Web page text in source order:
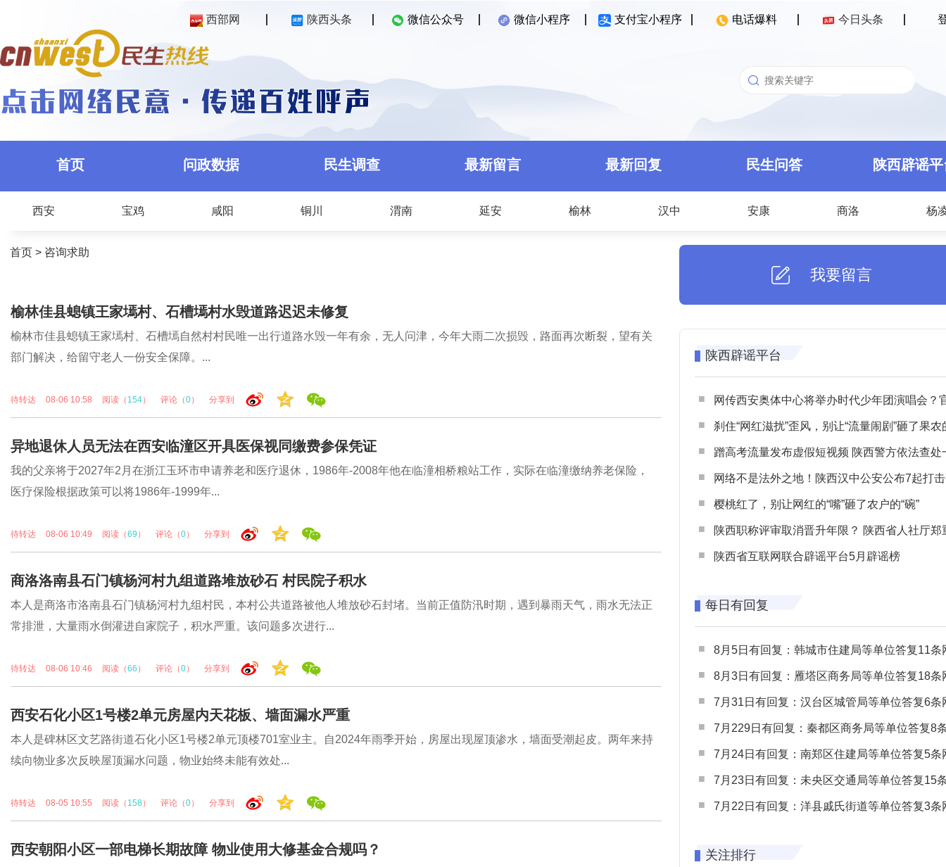
西部网 陕西头条 微信公众号 微信小程序 支付宝小程序 电话爆料 今日头条
首页 问政数据 民生调查 最新留言 最新回复 民生问答 陕西辟谣
西安 宝鸡 咸阳 铜川 渭南 延安 榆林 汉中 安康 商洛 杨
首页 > 咨询求助
榆林佳县螅镇王家墕村、石槽墕村水毁道路迟迟未修复
榆林市佳县螅镇王家墕村、石槽墕自然村村民唯一出行道路水毁一年有余，无人问津，今年大雨二次损毁，路面再次断裂，望有关
部门解决，给留守老人一份安全保障。...
待转达 08-06 10:58 阅读（ 154） 评论（0） 分享到
异地退休人员无法在西安临潼区开具医保视同缴费参保凭证
我的父亲将于2027年2月在浙江玉环市申请养老和医疗退休，1986年-2008年他在临潼相桥粮站工作，实际在临潼缴纳养老保险，
医疗保险根据政策可以将1986年-1999年...
待转达 08-06 10:49 阅读（69 ） 评论（0） 分享到
商洛洛南县石门镇杨河村九组道路堆放砂石 村民院子积水
本人是商洛市洛南县石门镇杨河村九组村民，本村公共道路被他人堆放砂石封堵。当前正值防汛时期，遇到暴雨天气，雨水无法正
常排泄，大量雨水倒灌进自家院子，积水严重。该问题多次进行...
待转达 08-06 10:46 阅读（66 ） 评论（0） 分享到
西安石化小区1号楼2单元房屋内天花板、墙面漏水严重
本人是碑林区文艺路街道石化小区1号楼2单元顶楼701室业主。自2024年雨季开始，房屋出现屋顶渗水，墙面受潮起皮。两年来持
续向物业多次反映屋顶漏水问题，物业始终未能有效处...
待转达 08-05 10:55 阅读（ 158） 评论（0） 分享到
西安朝阳小区一部电梯长期故障 物业使用大修基金合规吗？
我要留言
陕西辟谣平台
网传西安奥体中心将举办时代少年团演唱会？官方回应：纯
刹住“网红滋扰”歪风，别让“流量闹剧”砸了果农
蹭高考流量发布虚假短视频 陕西警方依法查处一起涉高考网络
网络不是法外之地！陕西汉中公安公布7起打击整治网谣网暴典型
樱桃红了，别让网红的“嘴”砸了农户的“碗”
陕西职称评审取消晋升年限？ 陕西省人社厅郑重声明 谨防职称评审不实言
陕西省互联网联合辟谣平台5月辟谣榜
每日有回复
8月5日有回复：韩城市住建局等单位答复11条网民
8月3日有回复：雁塔区商务局等单位答复18条网民
7月31日有回复：汉台区城管局等单位答复6条网民
7月229日有回复：秦都区商务局等单位答复8条网民
7月24日有回复：南郑区住建局等单位答复5条网民
7月23日有回复：未央区交通局等单位答复15条网民
7月22日有回复：洋县戚氏街道等单位答复3条网民
关注排行